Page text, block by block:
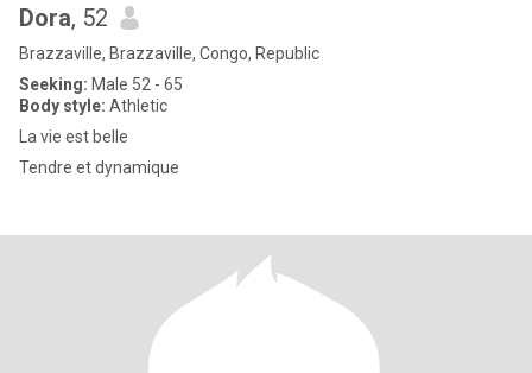
Dora, 52
Brazzaville, Brazzaville, Congo, Republic
Seeking: Male 52 - 65
Body style: Athletic
La vie est belle
Tendre et dynamique